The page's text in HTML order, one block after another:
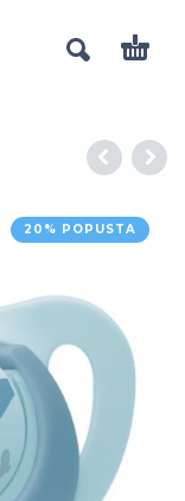
20% POPUSTA